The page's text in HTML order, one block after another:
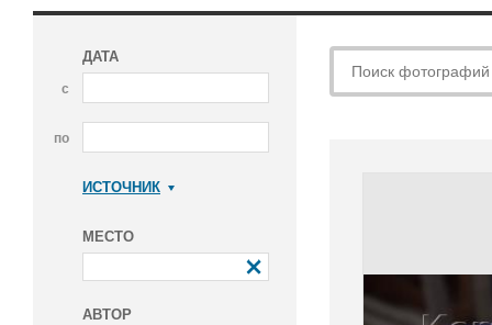
ДАТА
с
по
ИСТОЧНИК
МЕСТО
АВТОР